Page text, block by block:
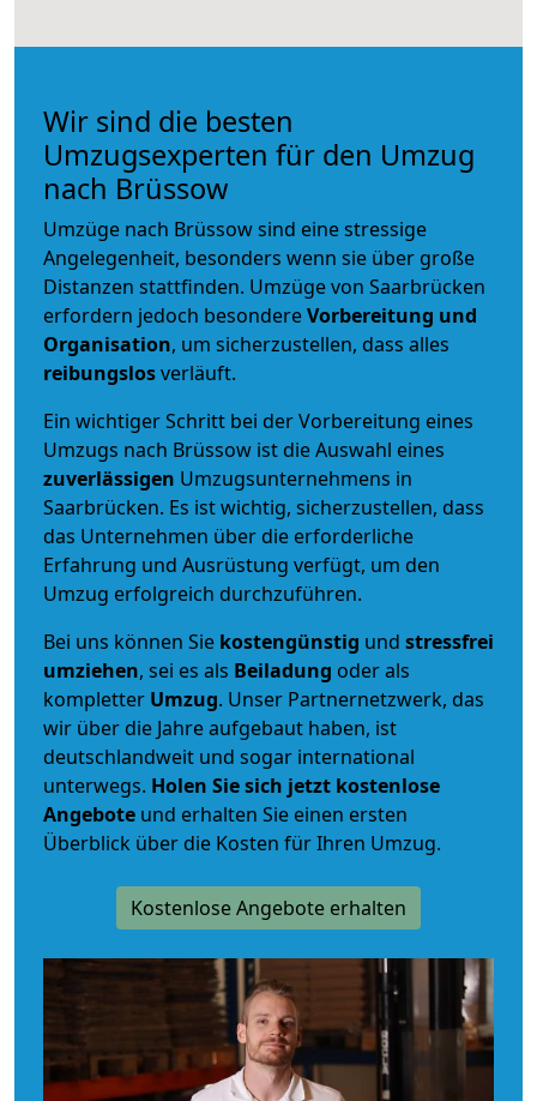
Wir sind die besten
Umzugsexperten für den Umzug
nach Brüssow
Umzüge nach Brüssow sind eine stressige
Angelegenheit, besonders wenn sie über große
Distanzen stattfinden. Umzüge von Saarbrücken
erfordern jedoch besondereVorbereitung und
Organisation, um sicherzustellen, dass alles
reibungslosverläuft.
Ein wichtiger Schritt bei der Vorbereitung eines
Umzugs nach Brüssow ist die Auswahl eines
zuverlässigen Umzugsunternehmens in
Saarbrücken. Es ist wichtig, sicherzustellen, dass
das Unternehmen über die erforderliche
Erfahrung und Ausrüstung verfügt, um den
Umzug erfolgreich durchzuführen.
Bei uns können Sie kostengünstig und stressfrei
umziehen, sei es als Beiladung oder als
kompletter Umzug. Unser Partnernetzwerk, das
wir über die Jahre aufgebaut haben, ist
deutschlandweit und sogar international
unterwegs. Holen Sie sich jetzt kostenlose
Angebote und erhalten Sie einen ersten
Überblick über die Kosten für Ihren Umzug.
Kostenlose Angebote erhalten